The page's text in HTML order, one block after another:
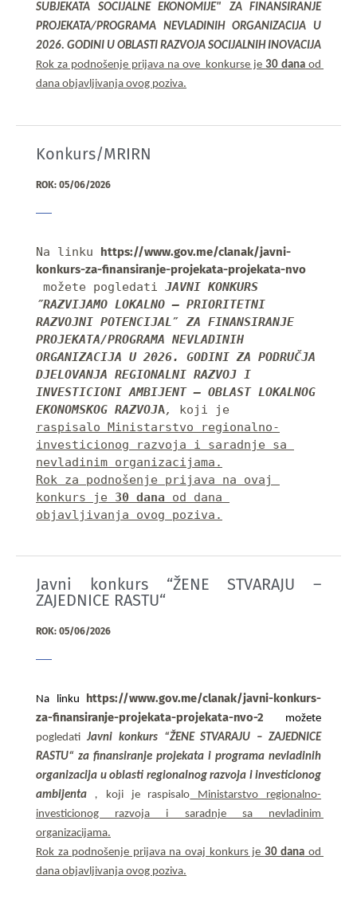
SUBJEKATA SOCIJALNE EKONOMIJE" ZA FINANSIRANJE
PROJEKATA/PROGRAMA NEVLADINIH ORGANIZACIJA U
2026. GODINI U OBLASTI RAZVOJA SOCIJALNIH INOVACIJA
Rok za podnošenje prijava na ove  konkurse je 30 dana od
dana objavljivanja ovog poziva.
Konkurs/MRIRN
ROK: 05/06/2026
Na linku https://www.gov.me/clanak/javni-
konkurs-za-finansiranje-projekata-projekata-nvo
možete pogledati JAVNI KONKURS
″RAZVIJAMO LOKALNO – PRIORITETNI
RAZVOJNI POTENCIJAL″ ZA FINANSIRANJE
PROJEKATA/PROGRAMA NEVLADINIH
ORGANIZACIJA U 2026. GODINI ZA PODRUČJA
DJELOVANJA REGIONALNI RAZVOJ I
INVESTICIONI AMBIJENT – OBLAST LOKALNOG
EKONOMSKOG RAZVOJA,
raspisalo Ministarstvo
regionalno-
investicionog razvoja i saradnje sa
nevladinim organizacijama .
Rok za podnošenje prijava na ovaj
konkurs je 30 dana od dana
objavljivanja ovog poziva.
Javni konkurs “ŽENE STVARAJU –
ZAJEDNICE RASTU“
ROK: 05/06/2026
Na linku https://www.gov.me/clanak/javni-konkurs-
za-finansiranje-projekata-projekata-nvo-2
pogledati Javni konkurs “ŽENE STVARAJU – ZAJEDNICE
RASTU“ za finansiranje projekata i programa nevladinih
organizacija u oblasti regionalnog razvoja i investicionog
ambijenta
, koji je raspisalo Ministarstvo regionalno-
investicionog razvoja i saradnje sa nevladinim
organizacijama.
Rok za podnošenje prijava na ovaj konkurs je 30 dana od
dana objavljivanja ovog poziva.